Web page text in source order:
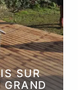
SUR
GRAND